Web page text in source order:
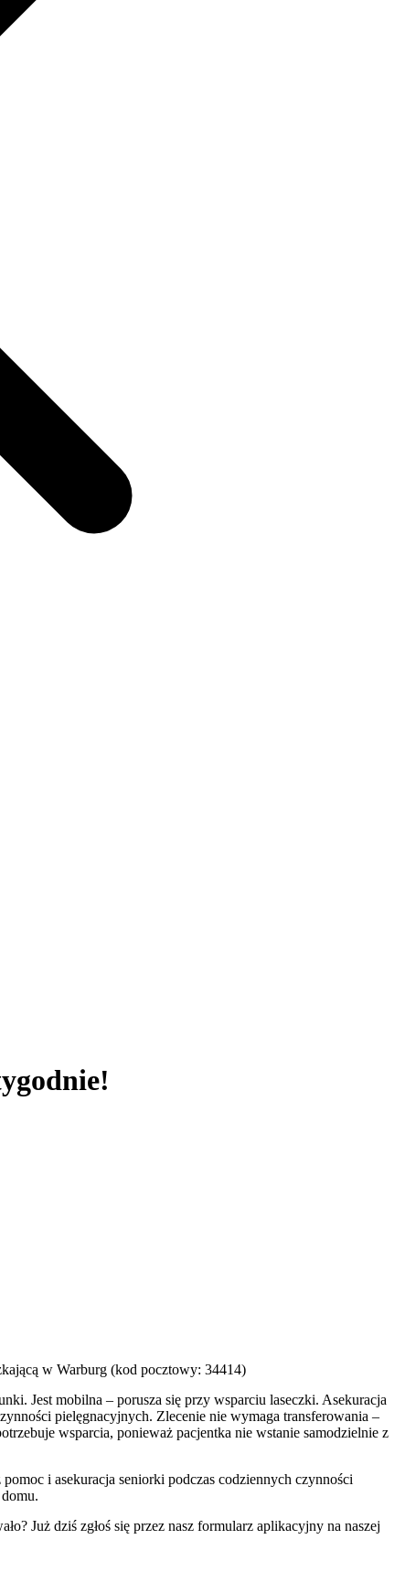
w Warburg (kod pocztowy: 34414)
Jest mobilna – porusza się przy wsparciu laseczki. Asekuracja
pielęgnacyjnych. Zlecenie nie wymaga transferowania –
wsparcia, ponieważ pacjentka nie wstanie samodzielnie z
i asekuracja seniorki podczas codziennych czynności
Już dziś zgłoś się przez nasz formularz aplikacyjny na naszej